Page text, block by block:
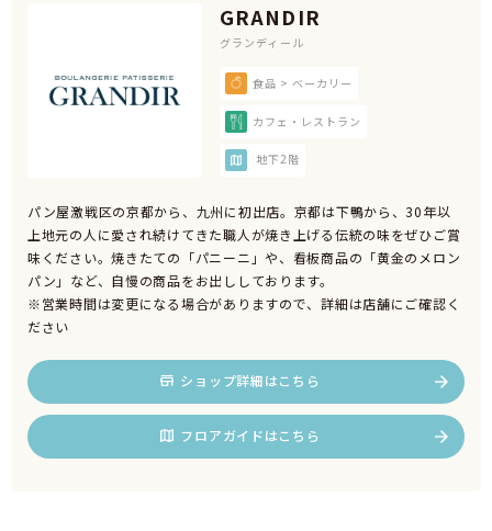
GRANDIR
グランディール
食品 > ベーカリー
カフェ・レストラン
地下2階
パン屋激戦区の京都から、九州に初出店。京都は下鴨から、30年以
上地元の人に愛され続けてきた職人が焼き上げる伝統の味をぜひご賞
味ください。焼きたての「パニーニ」や、看板商品の「黄金のメロン
パン」など、自慢の商品をお出ししております。
※営業時間は変更になる場合がありますので、詳細は店舗にご確認く
ださい
ショップ詳細はこちら
フロアガイドはこちら